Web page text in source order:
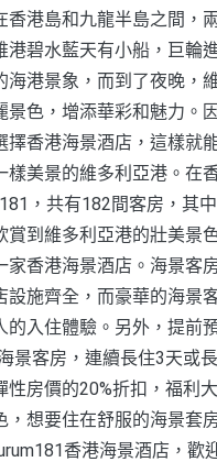
香港島和九龍半島之間，
港碧水藍天有小船，巨輪
海港景象，而到了夜晚，
景色，增添華彩和魅力。
擇香港海景酒店，這樣就
樣美景的維多利亞港。在
，共有182間客房，其
賞到維多利亞港的壯美景
家香港海景酒店。海景客
設施齊全，而豪華的海景
的入住體驗。另外，提前
景客房，連續長住3天或
性房價的20%折扣，福利
，想要住在舒服的海景套
香港海景酒店，歡